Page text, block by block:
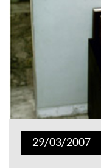
29/03/2007